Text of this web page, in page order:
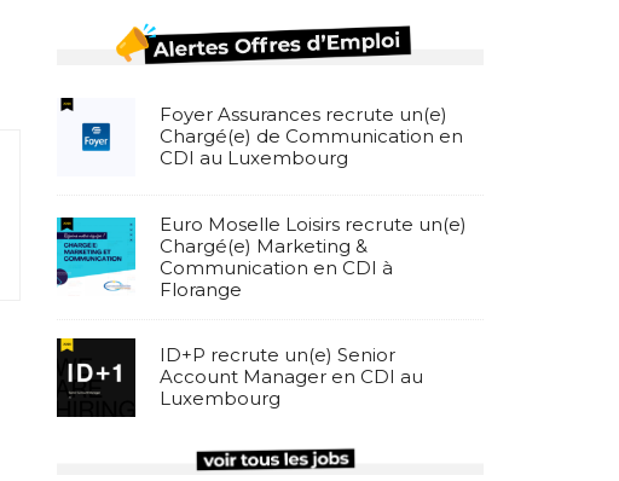
Foyer Assurances recrute un(e)
Chargé(e) de Communication en
CDI au Luxembourg
Euro Moselle Loisirs recrute un(e)
Chargé(e) Marketing &
Communication en CDI à
Florange
ID+P recrute un(e) Senior
Account Manager en CDI au
Luxembourg